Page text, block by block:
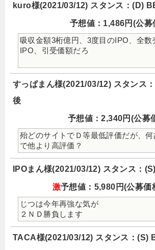
kuro様(2021/03/12) スタンス：(D)
予想値：1,486円(公募
吸収金額3桁億円、3度目のIPO、全数
IPO、引受価額だろ
すっぱまん様(2021/03/12) スタンス
後
予想値：2,340円(公募
殆どのサイトでＤ等最低評価だが、何
で他より高評価？
IPOまん様(2021/03/12) スタンス：
激予想値：5,980円(公募価
じつは今年再強な気が
２ＮＤ勝負します
TACA様(2021/03/12) スタンス：(S)